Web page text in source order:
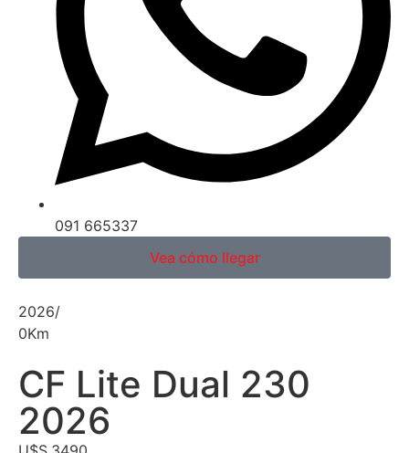
091 665337
Vea cómo llegar
2026/
0Km
CF Lite Dual 230
2026